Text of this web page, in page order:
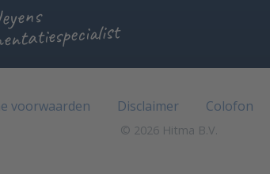
voorwaarden Disclaimer Colofon
© 2026 Hitma B.V.